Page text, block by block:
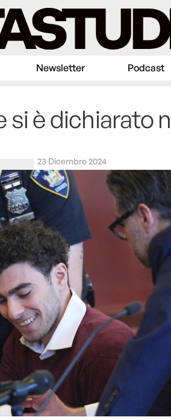
Newsletter Podcast
si è dichiarato
23 Dicembre 2024